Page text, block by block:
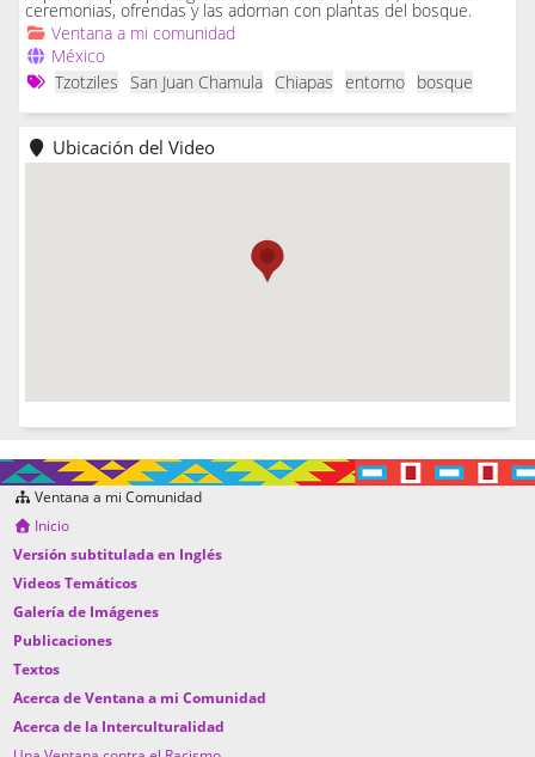
ceremonias, ofrendas y las adornan con plantas del bosque.
Ventana a mi comunidad
México
Tzotziles
San Juan Chamula Chiapas entorno bosque
Ubicación del Video
Ventana a mi Comunidad
Inicio
Versión subtitulada en Inglés
Videos Temáticos
Galería de Imágenes
Publicaciones
Textos
Acerca de Ventana a mi Comunidad
Acerca de la Interculturalidad